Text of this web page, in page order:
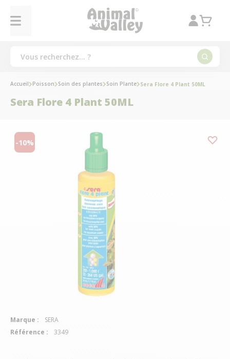
Accueil Poisson Soin des plantes Soin Plante Sera Flore 4 Plant 50ML
Sera Flore 4 Plant 50ML
-10%
Marque :
SERA
Référence :
3349